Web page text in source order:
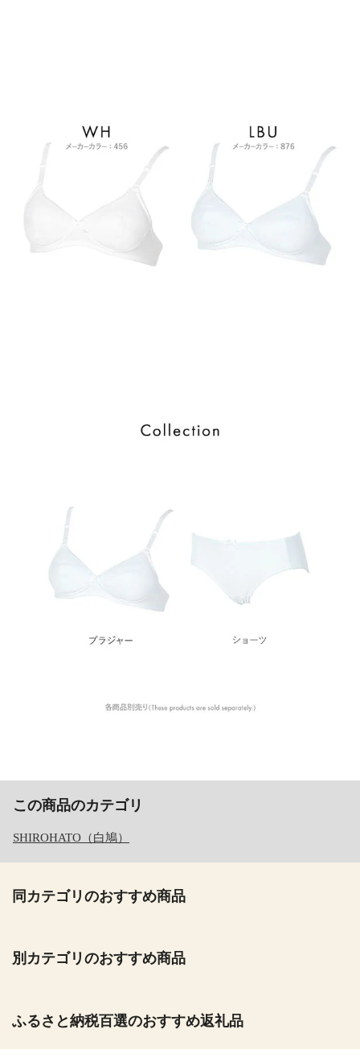
この商品のカテゴリ
SHIROHATO（白鳩）
同カテゴリのおすすめ商品
別カテゴリのおすすめ商品
ふるさと納税百選のおすすめ返礼品